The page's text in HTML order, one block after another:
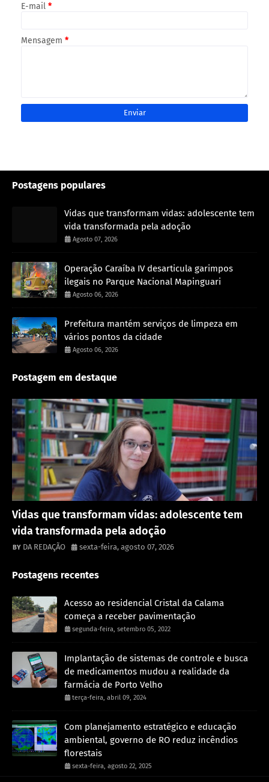
E-mail *
Mensagem *
Postagens populares
Vidas que transformam vidas: adolescente tem
vida transformada pela adoção
Agosto 07, 2026
Operação Caraíba IV desarticula garimpos
ilegais no Parque Nacional Mapinguari
Agosto 06, 2026
Prefeitura mantém serviços de limpeza em
vários pontos da cidade
Agosto 06, 2026
Postagem em destaque
Vidas que transformam vidas: adolescente tem
vida transformada pela adoção
DA REDAÇÃO sexta-feira, agosto 07, 2026
Postagens recentes
Acesso ao residencial Cristal da Calama
começa a receber pavimentação
segunda-feira, setembro 05, 2022
Implantação de sistemas de controle e busca
de medicamentos mudou a realidade da
farmácia de Porto Velho
terça-feira, abril 09, 2024
Com planejamento estratégico e educação
ambiental, governo de RO reduz incêndios
florestais
sexta-feira, agosto 22, 2025